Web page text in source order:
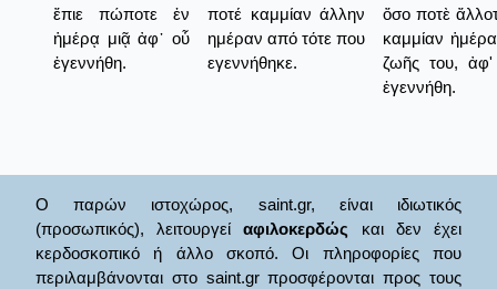
ἔπιε πώποτε ἐν
ἡμέρᾳ μιᾷ ἀφ᾿ οὗ
ἐγεννήθη.
ποτέ καμμίαν άλλην
ημέραν από τότε που
εγεννήθηκε.
ὄσο ποτὲ
καμμίαν
ζωῆς του, ἀφ'
ἐγεννήθη.
Ο παρών ιστοχώρος, saint.gr, είναι ιδιωτικός
(προσωπικός), λειτουργείαφιλοκερδώς και δεν έχει
κερδοσκοπικό ή άλλο σκοπό. Οι πληροφορίες που
περιλαμβάνονται στο saint.gr προσφέρονται προς τους